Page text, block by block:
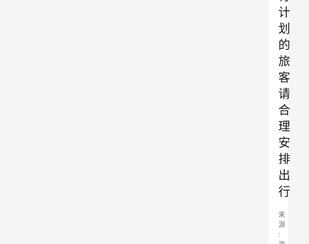
计
划
的
旅
客
请
合
理
安
排
出
行
来
源
: